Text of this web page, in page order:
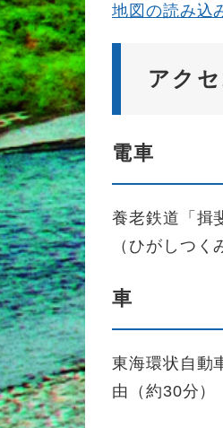
地図の読み込
アク
電車
養老鉄道「揖
（ひがしつ
車
東海環状自動
由（約30分）